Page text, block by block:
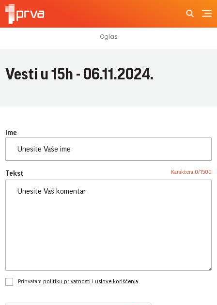
Vesti u 15h - 06.11.2024.
Ime
Tekst Karaktera:0/1500
Prihvatam politiku privatnosti i uslove korišćenja